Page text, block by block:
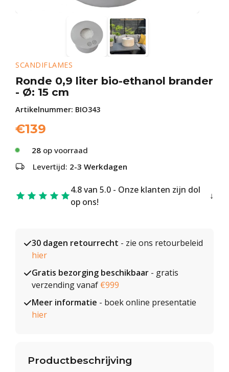
SCANDIFLAMES
Ronde 0,9 liter bio-ethanol brander
- Ø: 15 cm
Artikelnummer: BIO343
€139
28 op voorraad
Levertijd: 2-3 Werkdagen
4.8 van 5.0 - Onze klanten zijn dol
op ons!
30 dagen retourrecht - zie ons retourbeleid
hier
Gratis bezorging beschikbaar - gratis
verzending vanaf €999
Meer informatie - boek online presentatie
hier
Productbeschrijving